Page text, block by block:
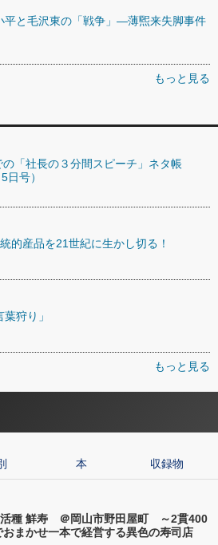
と毛沢東の「戦争」―薄煕来失脚事件
もっと見る
「社長の３分間スピーチ」ネタ帳
日号）
的産品を21世紀に生かし切る！
狩り」
もっと見る
本 収録物
種 鮮寿 ＠岡山市野田屋町 ～2貫400
おまかせ一本で経営する異色の寿司店